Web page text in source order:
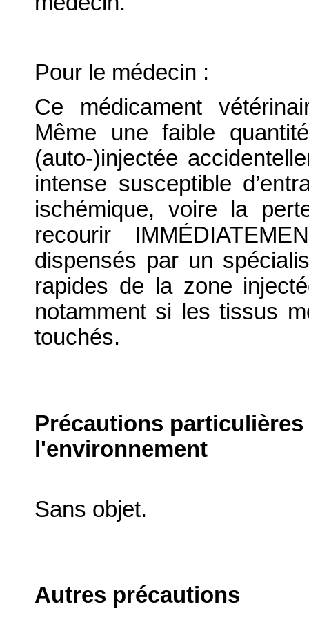
Pour le médecin :
Ce médicament
Même une faible
(auto-)injectée
intense susceptible
ischémique, voire la
recourir
dispensés par un
rapides de la zone
notamment si les tissus
touchés.
Précautions
l'environnement
Sans objet.
Autres précautions